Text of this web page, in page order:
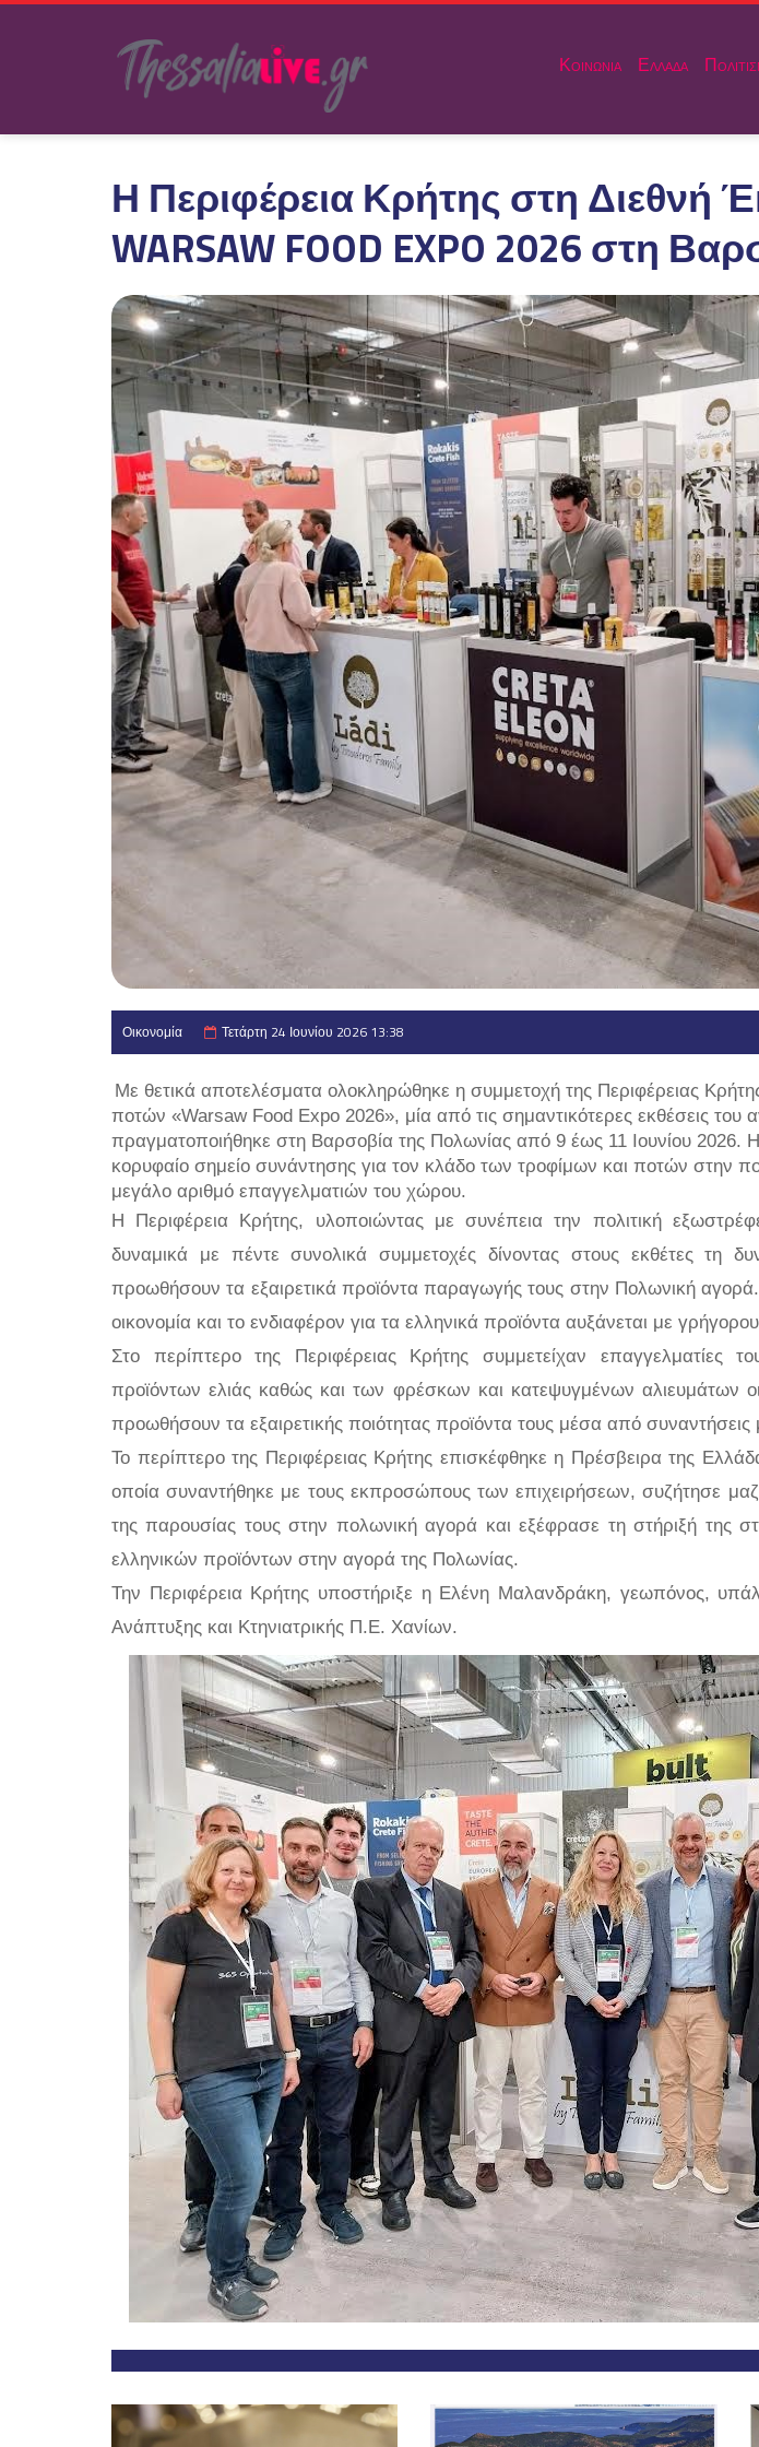
Κοινωνια Ελλαδα
Η Περιφέρεια Κρήτης στη Διεθνή
WARSAW FOOD EXPO 2026 στη
Οικονομία Τετάρτη 24 Ιουνίου 2026 13:38
Με θετικά αποτελέσματα ολοκληρώθηκε η συμμετοχή της Περιφέρειας
ποτών «Warsaw Food Expo 2026», μία από τις σημαντικότερες εκθέσεις του
πραγματοποιήθηκε στη Βαρσοβία της Πολωνίας από 9 έως 11 Ιουνίου 2026.
κορυφαίο σημείο συνάντησης για τον κλάδο των τροφίμων και ποτών στην
μεγάλο αριθμό επαγγελματιών του χώρου.
Η Περιφέρεια Κρήτης, υλοποιώντας με συνέπεια την πολιτική
δυναμικά με πέντε συνολικά συμμετοχές δίνοντας στους εκθέτες τη
προωθήσουν τα εξαιρετικά προϊόντα παραγωγής τους στην Πολωνική
οικονομία και το ενδιαφέρον για τα ελληνικά προϊόντα αυξάνεται με
Στο περίπτερο της Περιφέρειας Κρήτης συμμετείχαν επαγγελματίες
προϊόντων ελιάς καθώς και των φρέσκων και κατεψυγμένων αλιευμάτων
προωθήσουν τα εξαιρετικής ποιότητας προϊόντα τους μέσα από
Το περίπτερο της Περιφέρειας Κρήτης επισκέφθηκε η Πρέσβειρα της
οποία συναντήθηκε με τους εκπροσώπους των επιχειρήσεων, συζήτησε
της παρουσίας τους στην πολωνική αγορά και εξέφρασε τη στήριξή της
ελληνικών προϊόντων στην αγορά της Πολωνίας.
Την Περιφέρεια Κρήτης υποστήριξε η Ελένη Μαλανδράκη, γεωπόνος,
Ανάπτυξης και Κτηνιατρικής Π.Ε. Χανίων.